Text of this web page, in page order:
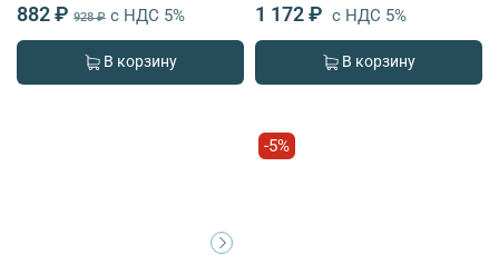
882 ₽ 928 ₽ с НДС 5%
В корзину
1 172 ₽ с НДС 5%
В корзину
-5%